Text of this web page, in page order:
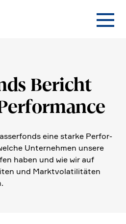
Bericht
eine starke Perfor­
Unter­nehmen unsere
haben und wie wir auf
und Markt­vo­la­ti­li­täten